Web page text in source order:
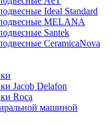
Ideal Standard
MELANA
Santek
CeramicaNova
Jacob Delafon
Roca
машиной